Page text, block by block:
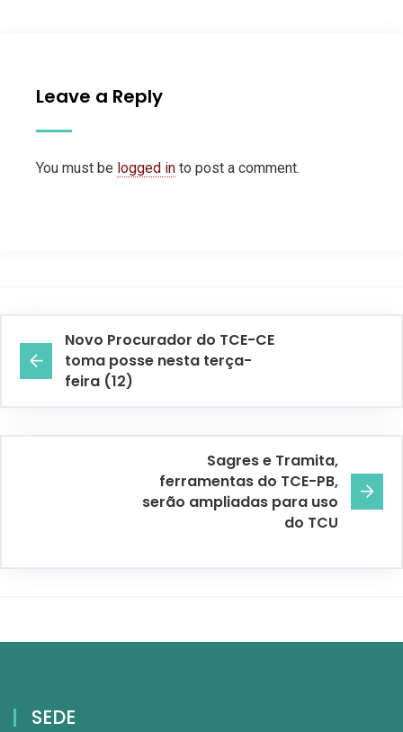
Leave a Reply
You must be logged in to post a comment.
Novo Procurador do TCE-CE
toma posse nesta terça-
feira (12)
Sagres e Tramita,
ferramentas do TCE-PB,
serão ampliadas para uso
do TCU
SEDE